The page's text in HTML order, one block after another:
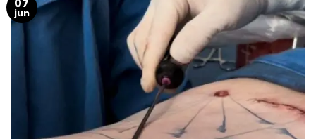
jun